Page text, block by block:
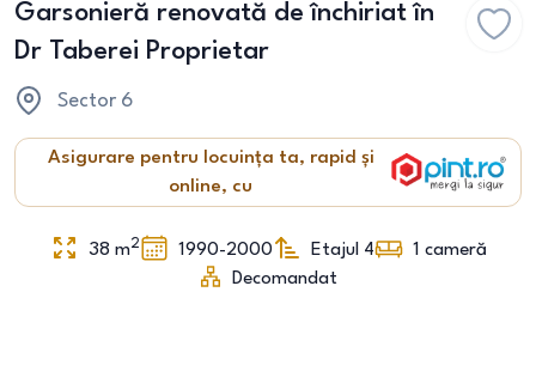
Garsonieră renovată de închiriat în
Dr Taberei Proprietar
Sector 6
Asigurare pentru locuința ta, rapid și
online, cu
38 m2 1990-2000 Etajul 4 1 cameră
Decomandat